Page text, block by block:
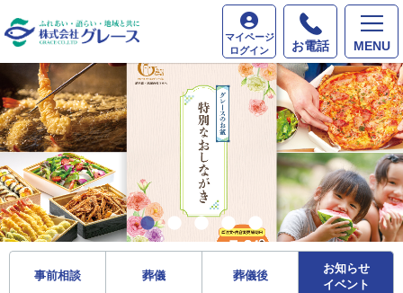
MENU
お電話
マイページ
ログイン
事前相談 葬儀 葬儀後
お知らせ
イベント